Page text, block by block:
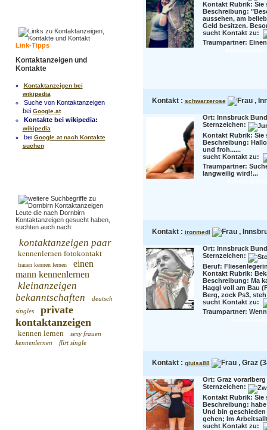
Link-Tipps
Kontaktanzeigen und
Kontakte
Kontaktanzeigen bei
wikipedia
Suche von Kontaktanzeigen
bei Google.at
Kontakte bei wikipedia:
wikipedia
bei Google.at nach Kontakte
suchen
Leute die nach Dornbirn
Kontaktanzeigen gesucht haben,
suchten auch nach:
kontaktanzeigen paar
kennenlernen fotokontakt
frauen kennen lernen
einen
mann kennenlernen
kleinanzeigen
bekanntschaften
deutsch
singles
private
kontaktanzeigen
kennen lernen
sexy frauen
kennenlernen
flirt single
Kontakt Rubrik: Sie
Beschreibung:
aussehen, am
Geld besitzen.
sucht Kontakt zu:
Traumpartner:
Kontakt : schwarzerose ,
Ort: Innsbruck
Sternzeichen:
Kontakt Rubrik: Sie
Beschreibung:
und froh......
sucht Kontakt zu:
Traumpartner:
langweilig wird!...
Kontakt : ironmedl ,
Ort: Innsbruck
Sternzeichen:
Beruf:
Kontakt Rubrik:
Beschreibung: Ma
Haggl voll am Bau
Berg, zock Ps3,
sucht Kontakt zu:
Traumpartner:
Kontakt : giuisa88 , Graz
Ort: Graz
Sternzeichen:
Kontakt Rubrik: Sie
Beschreibung:
Und bin
gehen; Im
sucht Kontakt zu: